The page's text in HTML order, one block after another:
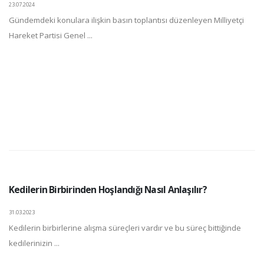
23.07.2024
Gündemdeki konulara ilişkin basın toplantısı düzenleyen Milliyetçi
Hareket Partisi Genel ...
Kedilerin Birbirinden Hoşlandığı Nasıl Anlaşılır?
31.03.2023
Kedilerin birbirlerine alışma süreçleri vardır ve bu süreç bittiğinde
kedilerinizin ...